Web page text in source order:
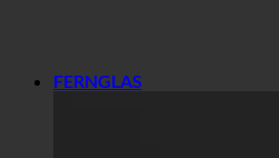
FERNGLAS